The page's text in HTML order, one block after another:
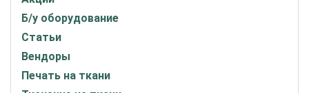
Б/у оборудование
Статьи
Вендоры
Печать на ткани